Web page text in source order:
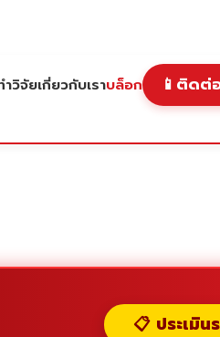
ำวิจัยเกี่ยวกับเราบล็อก 📱 ติดต่
📋 ประเมิน